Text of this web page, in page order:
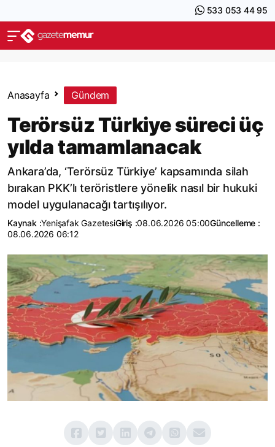
533 053 44 95
Anasayfa Gündem
Terörsüz Türkiye süreci üç
yılda tamamlanacak
Ankara’da, ‘Terörsüz Türkiye’ kapsamında silah
bırakan PKK’lı teröristlere yönelik nasıl bir hukuki
model uygulanacağı tartışılıyor.
Kaynak :Yenişafak GazetesiGiriş :08.06.2026 05:00Güncelleme :
08.06.2026 06:12